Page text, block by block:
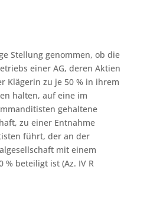
Stellung genommen, ob die
einer AG, deren Aktien
Klägerin zu je 50 % in ihrem
halten, auf eine im
gehaltene
zu einer Entnahme
führt, der an der
mit einem
% beteiligt ist (Az. IV R